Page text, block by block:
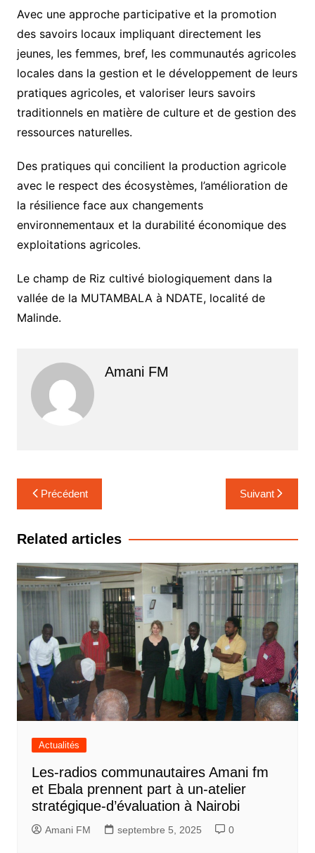
Avec une approche participative et la promotion
des savoirs locaux impliquant directement les
jeunes, les femmes, bref, les communautés agricoles
locales dans la gestion et le développement de leurs
pratiques agricoles, et valoriser leurs savoirs
traditionnels en matière de culture et de gestion des
ressources naturelles.
Des pratiques qui concilient la production agricole
avec le respect des écosystèmes, l’amélioration de
la résilience face aux changements
environnementaux et la durabilité économique des
exploitations agricoles.
Le champ de Riz cultivé biologiquement dans la
vallée de la MUTAMBALA à NDATE, localité de
Malinde.
Amani FM
Navigation
de
l’article
Précédent Suivant
Related articles
Actualités
Les-radios communautaires Amani fm
et Ebala prennent part à un-atelier
stratégique-d’évaluation à Nairobi
Amani FM septembre 5, 2025 0